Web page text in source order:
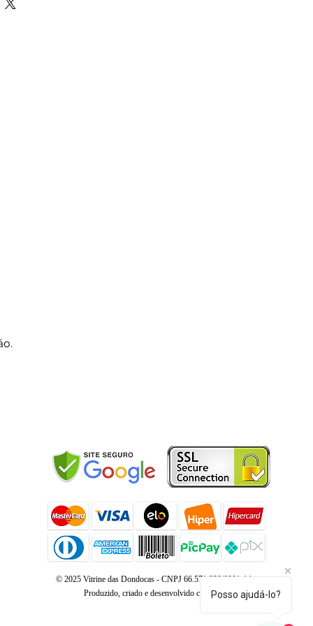
© 2025 Vitrine das Dondocas - CNPJ 66.571.939/0001-14 -
Produzido, criado e desenvolvido comNPC
Posso ajudá-lo?
1